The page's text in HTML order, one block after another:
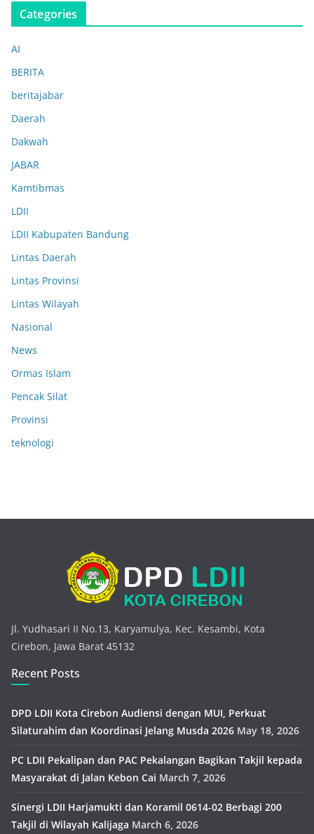
Categories
AI
BERITA
beritajabar
Daerah
Dakwah
JABAR
Kamtibmas
LDII
LDII Kabupaten Bandung
Lintas Daerah
Lintas Provinsi
Lintas Wilayah
Nasional
News
Ormas Islam
Pencak Silat
Provinsi
teknologi
Jl. Yudhasari II No.13, Karyamulya, Kec. Kesambi, Kota
Cirebon, Jawa Barat 45132
Recent Posts
DPD LDII Kota Cirebon Audiensi dengan MUI, Perkuat
Silaturahim dan Koordinasi Jelang Musda 2026 May 18, 2026
PC LDII Pekalipan dan PAC Pekalangan Bagikan Takjil kepada
Masyarakat di Jalan Kebon Cai March 7, 2026
Sinergi LDII Harjamukti dan Koramil 0614-02 Berbagi 200
Takjil di Wilayah Kalijaga March 6, 2026